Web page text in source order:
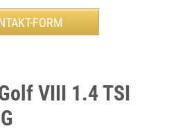
VIII 1.4 TSI